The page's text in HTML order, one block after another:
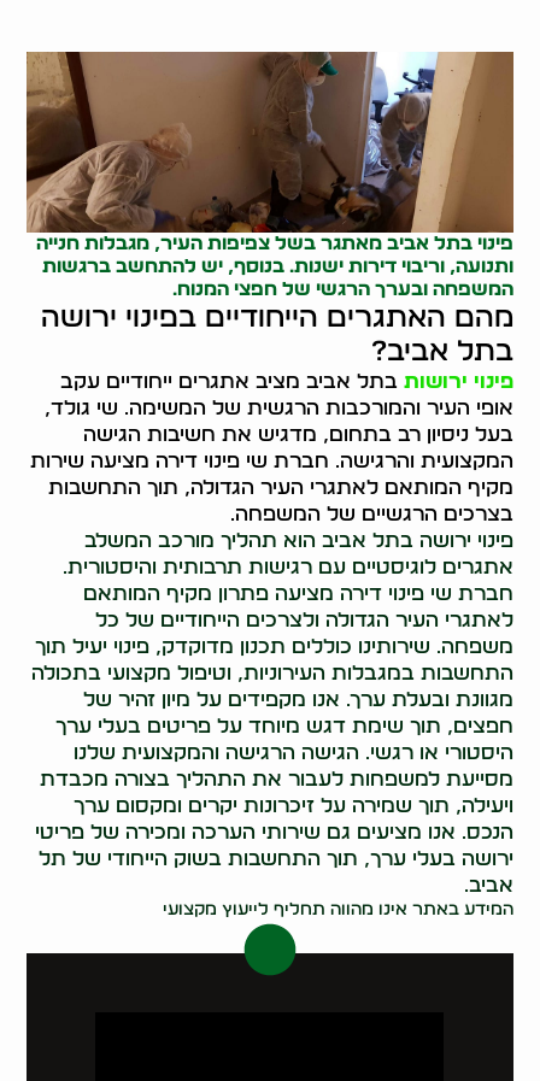
פינוי בתל אביב מאתגר בשל צפיפות העיר, מגבלות חנייה
ותנועה, וריבוי דירות ישנות. בנוסף, יש להתחשב ברגשות
המשפחה ובערך הרגשי של חפצי המנוח.
מהם האתגרים הייחודיים בפינוי ירושה
בתל אביב?
פינוי ירושות בתל אביב מציב אתגרים ייחודיים עקב
אופי העיר והמורכבות הרגשית של המשימה. שי גולד,
בעל ניסיון רב בתחום, מדגיש את חשיבות הגישה
המקצועית והרגישה. חברת שי פינוי דירה מציעה שירות
מקיף המותאם לאתגרי העיר הגדולה, תוך התחשבות
בצרכים הרגשיים של המשפחה.
פינוי ירושה בתל אביב הוא תהליך מורכב המשלב
אתגרים לוגיסטיים עם רגישות תרבותית והיסטורית.
חברת שי פינוי דירה מציעה פתרון מקיף המותאם
לאתגרי העיר הגדולה ולצרכים הייחודיים של כל
משפחה. שירותינו כוללים תכנון מדוקדק, פינוי יעיל תוך
התחשבות במגבלות העירוניות, וטיפול מקצועי בתכולה
מגוונת ובעלת ערך. אנו מקפידים על מיון זהיר של
חפצים, תוך שימת דגש מיוחד על פריטים בעלי ערך
היסטורי או רגשי. הגישה הרגישה והמקצועית שלנו
מסייעת למשפחות לעבור את התהליך בצורה מכבדת
ויעילה, תוך שמירה על זיכרונות יקרים ומקסום ערך
הנכס. אנו מציעים גם שירותי הערכה ומכירה של פריטי
ירושה בעלי ערך, תוך התחשבות בשוק הייחודי של תל
אביב.
המידע באתר אינו מהווה תחליף לייעוץ מקצועי